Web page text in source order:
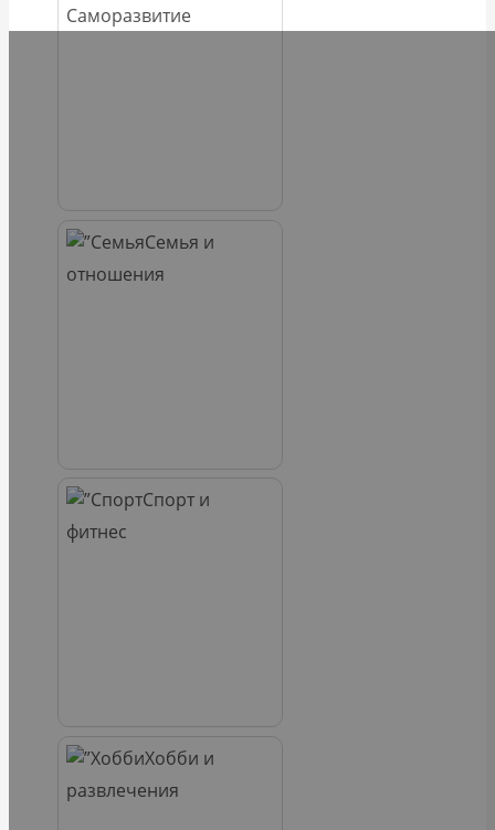
Саморазвитие
Семья и
отношения
Спорт и
фитнес
Хобби и
развлечения